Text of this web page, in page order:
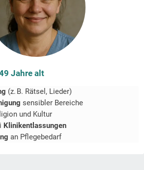
Jahre alt
(z. B. Rätsel, Lieder)
sensibler Bereiche
und Kultur
Klinikentlassungen
an Pflegebedarf